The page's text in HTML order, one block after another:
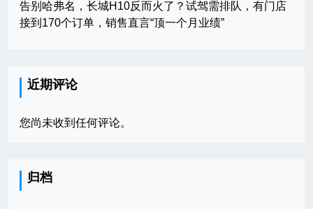
告别哈弗名，长城H10反而火了？试驾需排队，有门店
接到170个订单，销售直言“顶一个月业绩”
近期评论
您尚未收到任何评论。
归档